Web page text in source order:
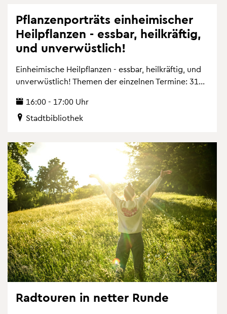
Pflan­zen­por­träts ein­hei­mi­scher
Heil­pflan­zen - ess­bar, heil­kräf­tig,
und un­ver­wüst­lich!
Ein­hei­mi­sche Heil­pflan­zen - ess­bar, heil­kräf­tig, und
un­ver­wüst­lich! The­men der ein­zel­nen Ter­mi­ne: 31...
16:00 - 17:00 Uhr
Stadt­bi­blio­thek
Rad­tou­ren in net­ter Runde